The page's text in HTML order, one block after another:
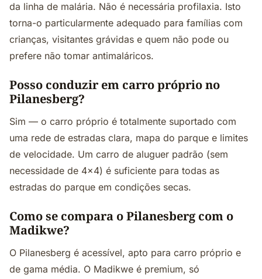
da linha de malária. Não é necessária profilaxia. Isto
torna-o particularmente adequado para famílias com
crianças, visitantes grávidas e quem não pode ou
prefere não tomar antimaláricos.
Posso conduzir em carro próprio no
Pilanesberg?
Sim — o carro próprio é totalmente suportado com
uma rede de estradas clara, mapa do parque e limites
de velocidade. Um carro de aluguer padrão (sem
necessidade de 4x4) é suficiente para todas as
estradas do parque em condições secas.
Como se compara o Pilanesberg com o
Madikwe?
O Pilanesberg é acessível, apto para carro próprio e
de gama média. O Madikwe é premium, só